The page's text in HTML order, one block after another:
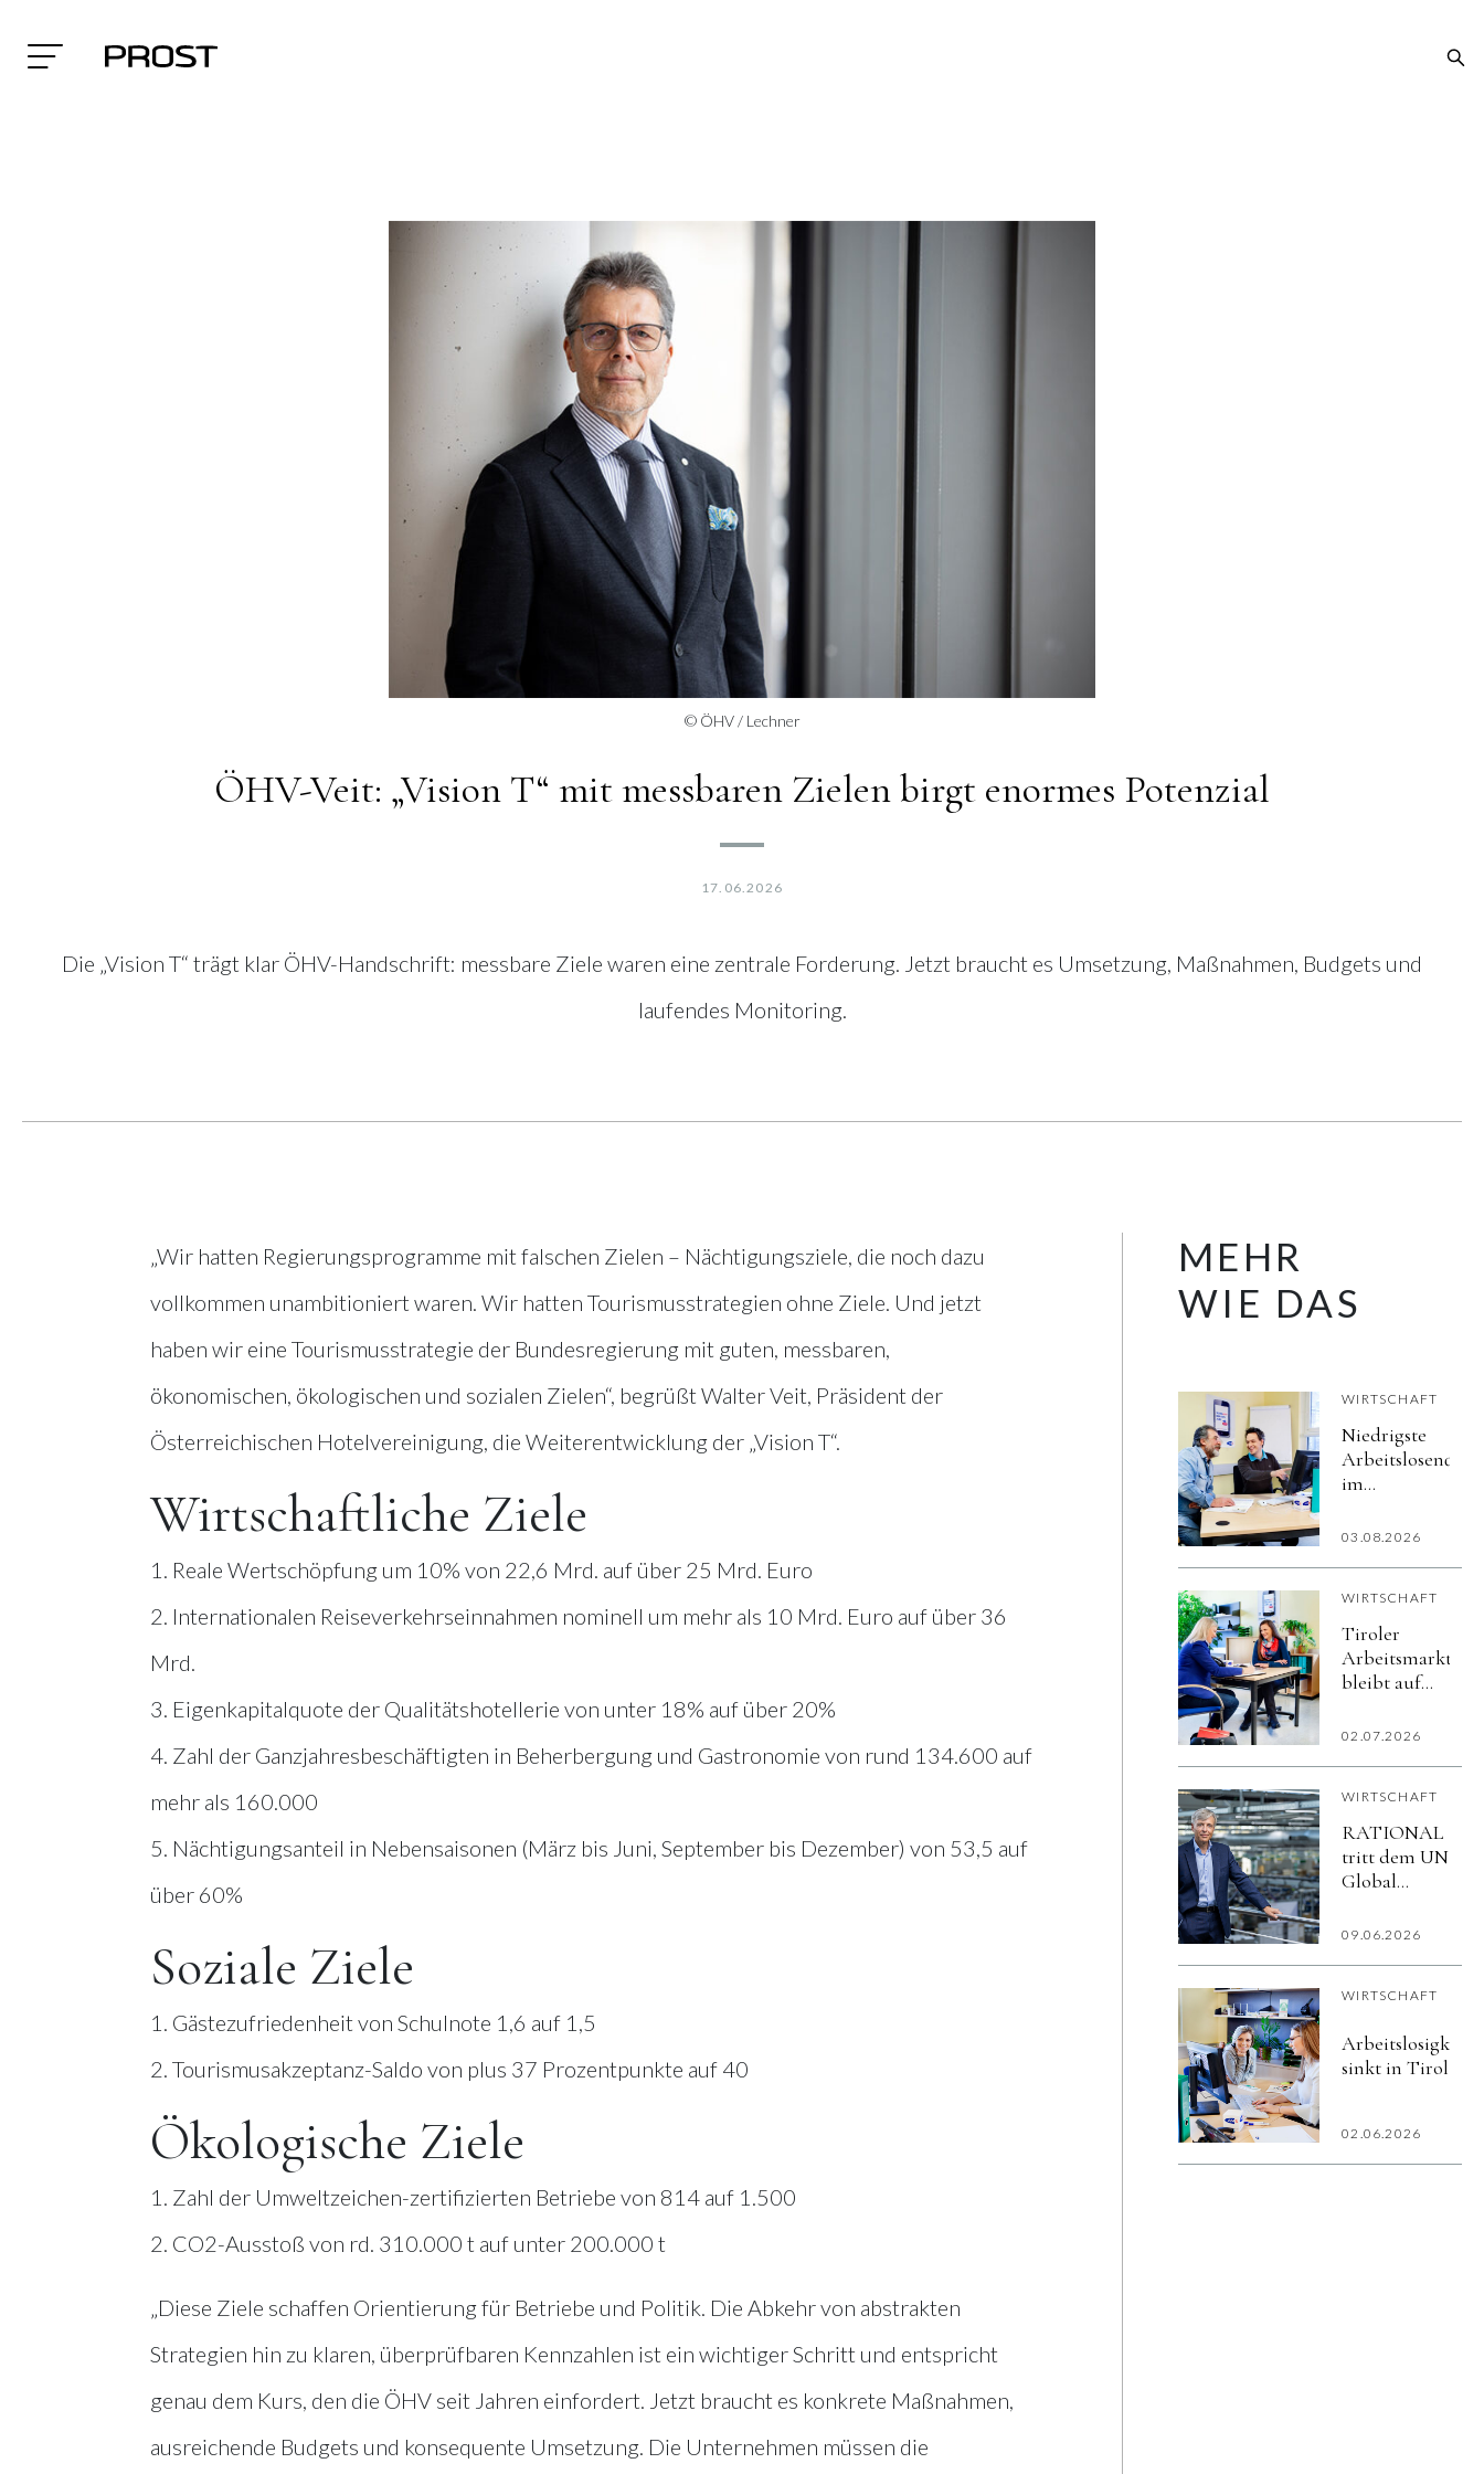
© ÖHV / Lechner
ÖHV-Veit: „Vision T“ mit messbaren Zielen birgt enormes Potenzial
17.06.2026
Die „Vision T“ trägt klar ÖHV-Handschrift: messbare Ziele waren eine zentrale Forderung. Jetzt braucht es Umsetzung, Maßnahmen, Budgets und
laufendes Monitoring.
„Wir hatten Regierungsprogramme mit falschen Zielen – Nächtigungsziele, die noch dazu
vollkommen unambitioniert waren. Wir hatten Tourismusstrategien ohne Ziele. Und jetzt
haben wir eine Tourismusstrategie der Bundesregierung mit guten, messbaren,
ökonomischen, ökologischen und sozialen Zielen“, begrüßt Walter Veit, Präsident der
Österreichischen Hotelvereinigung, die Weiterentwicklung der „Vision T“.
Wirtschaftliche Ziele
1. Reale Wertschöpfung um 10% von 22,6 Mrd. auf über 25 Mrd. Euro
2. Internationalen Reiseverkehrseinnahmen nominell um mehr als 10 Mrd. Euro auf über 36
Mrd.
3. Eigenkapitalquote der Qualitätshotellerie von unter 18% auf über 20%
4. Zahl der Ganzjahresbeschäftigten in Beherbergung und Gastronomie von rund 134.600 auf
mehr als 160.000
5. Nächtigungsanteil in Nebensaisonen (März bis Juni, September bis Dezember) von 53,5 auf
über 60%
Soziale Ziele
1. Gästezufriedenheit von Schulnote 1,6 auf 1,5
2. Tourismusakzeptanz-Saldo von plus 37 Prozentpunkte auf 40
Ökologische Ziele
1. Zahl der Umweltzeichen-zertifizierten Betriebe von 814 auf 1.500
2. CO2-Ausstoß von rd. 310.000 t auf unter 200.000 t
„Diese Ziele schaffen Orientierung für Betriebe und Politik. Die Abkehr von abstrakten
Strategien hin zu klaren, überprüfbaren Kennzahlen ist ein wichtiger Schritt und entspricht
genau dem Kurs, den die ÖHV seit Jahren einfordert. Jetzt braucht es konkrete Maßnahmen,
ausreichende Budgets und konsequente Umsetzung. Die Unternehmen müssen die
MEHR
WIE DAS
WIRTSCHAFT
Niedrigste
im
(3,3 %)
03.08.2026
WIRTSCHAFT
Tiroler
Arbeitsmarkt
bleibt auf
Kurs
02.07.2026
WIRTSCHAFT
RATIONAL
tritt dem UN
Global
und stärkt
zu
Wirtschaften.
09.06.2026
WIRTSCHAFT
Arbeitslosigkeit
sinkt in Tirol
02.06.2026